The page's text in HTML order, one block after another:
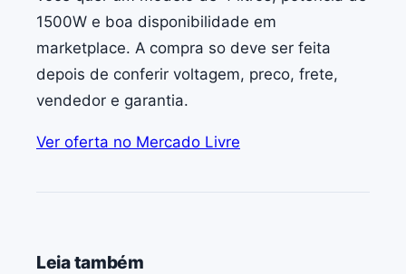
1500W e boa disponibilidade em
marketplace. A compra so deve ser feita
depois de conferir voltagem, preco, frete,
vendedor e garantia.
Ver oferta no Mercado Livre
Leia também